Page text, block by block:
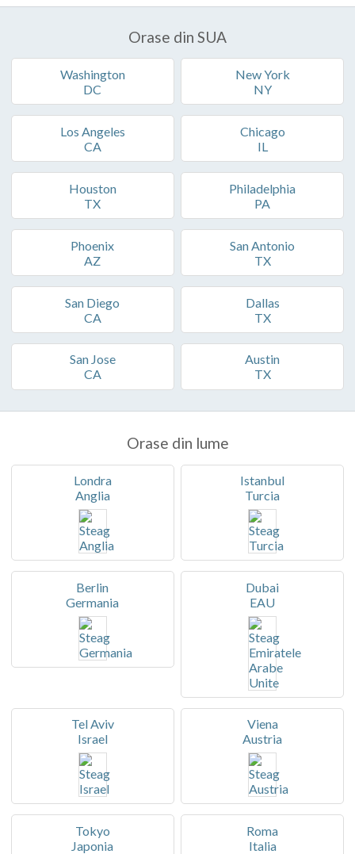
Orase din SUA
Washington
DC
New York
NY
Los Angeles
CA
Chicago
IL
Houston
TX
Philadelphia
PA
Phoenix
AZ
San Antonio
TX
San Diego
CA
Dallas
TX
San Jose
CA
Austin
TX
Orase din lume
Londra
Anglia
Istanbul
Turcia
Berlin
Germania
Dubai
EAU
Tel Aviv
Israel
Viena
Austria
Tokyo
Japonia
Roma
Italia